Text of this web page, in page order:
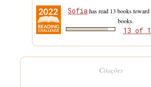
Sofiahas read 13 books
books.
13 of
Citações